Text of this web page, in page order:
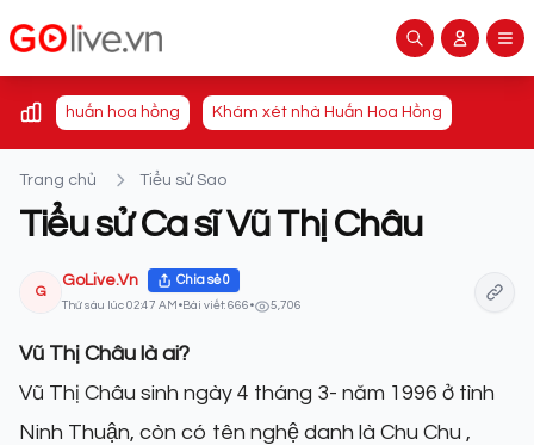
huấn hoa hồng Khám xét nhà Huấn Hoa Hồng
Trang chủ Tiểu sử Sao
Tiểu sử Ca sĩ Vũ Thị Châu
G
GoLive.Vn Chia sẻ0
Thứ sáu lúc 02:47 AM • Bài viết: 666 • 5,706
Vũ Thị Châu là ai?
Vũ Thị Châu sinh ngày 4 tháng 3- năm 1996 ở tình
Ninh Thuận, còn có tên nghệ danh là Chu Chu ,